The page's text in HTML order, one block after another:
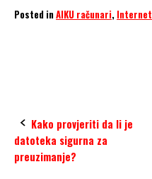
Posted inAIKU računari, Internet
Post
navigation
Kako provjeriti da li je
datoteka sigurna za
preuzimanje?